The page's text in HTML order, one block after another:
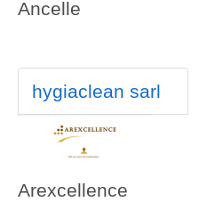
Ancelle
hygiaclean sarl
Arexcellence